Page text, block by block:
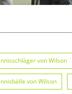
von Wilson
von Wilson